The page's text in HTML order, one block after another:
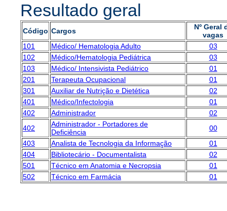
Resultado geral
Código Cargos
Nº Geral
vagas
101
Médico/ Hematologia Adulto
03
102
Médico/Hematologia Pediátrica
03
103
Médico/ Intensivista Pediátrico
01
201
Terapeuta Ocupacional
01
301
Auxiliar de Nutrição e Dietética
02
401
Médico/Infectologia
01
402
Administrador
02
402
Administrador - Portadores de
Deficiência
00
403
Analista de Tecnologia da Informação
01
404
Bibliotecário - Documentalista
02
501
Técnico em Anatomia e Necropsia
01
502
Técnico em Farmácia 01